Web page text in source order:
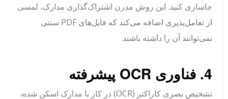
جاسازی کنید. این روش مدرن اشتراک‌گذاری مدارک، لمسی
از تعامل‌پذیری اضافه می‌کند که فایل‌های PDF سنتی
نمی‌توانند آن را داشته باشند.
4. فناوری OCR پیشرفته
تشخیص بصری کاراکتر (OCR) در کار با مدارک اسکن شده،